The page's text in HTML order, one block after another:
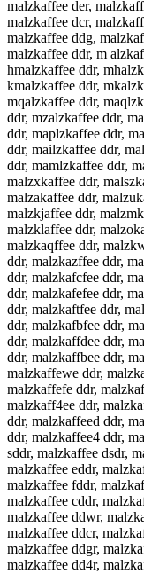
malzkaffee der,
malzkaffee dcr,
malzkaffee ddg,
malzkaffee ddr, m
hmalzkaffee ddr,
kmalzkaffee ddr,
mqalzkaffee ddr,
ddr, mzalzkaffee ddr,
ddr, maplzkaffee ddr,
ddr, mailzkaffee ddr,
ddr, mamlzkaffee ddr,
malzxkaffee ddr,
malzakaffee ddr,
malzkjaffee ddr,
malzklaffee ddr,
malzkaqffee ddr,
ddr, malzkazffee ddr,
ddr, malzkafcfee ddr,
ddr, malzkafefee ddr,
ddr, malzkaftfee ddr,
ddr, malzkafbfee ddr,
ddr, malzkaffdee ddr,
ddr, malzkaffbee ddr,
malzkaffewe ddr,
malzkaffefe ddr,
malzkaff4ee ddr,
ddr, malzkaffeed ddr,
ddr, malzkaffee4 ddr,
sddr, malzkaffee dsdr,
malzkaffee eddr,
malzkaffee fddr,
malzkaffee cddr,
malzkaffee ddwr,
malzkaffee ddcr,
malzkaffee ddgr,
malzkaffee dd4r,